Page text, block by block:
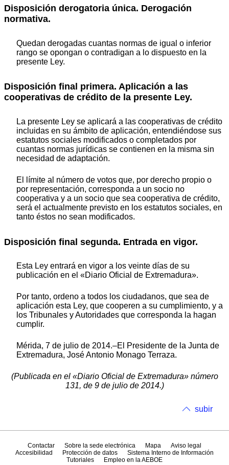
Disposición derogatoria única. Derogación
normativa.
Quedan derogadas cuantas normas de igual o inferior
rango se opongan o contradigan a lo dispuesto en la
presente Ley.
Disposición final primera. Aplicación a las
cooperativas de crédito de la presente Ley.
La presente Ley se aplicará a las cooperativas de crédito
incluidas en su ámbito de aplicación, entendiéndose sus
estatutos sociales modificados o completados por
cuantas normas jurídicas se contienen en la misma sin
necesidad de adaptación.
El límite al número de votos que, por derecho propio o
por representación, corresponda a un socio no
cooperativa y a un socio que sea cooperativa de crédito,
será el actualmente previsto en los estatutos sociales, en
tanto éstos no sean modificados.
Disposición final segunda. Entrada en vigor.
Esta Ley entrará en vigor a los veinte días de su
publicación en el «Diario Oficial de Extremadura».
Por tanto, ordeno a todos los ciudadanos, que sea de
aplicación esta Ley, que cooperen a su cumplimiento, y a
los Tribunales y Autoridades que corresponda la hagan
cumplir.
Mérida, 7 de julio de 2014.–El Presidente de la Junta de
Extremadura, José Antonio Monago Terraza.
(Publicada en el «Diario Oficial de Extremadura» número
131, de 9 de julio de 2014.)
subir
Contactar Sobre la sede electrónica Mapa
Aviso legal
Accesibilidad
Protección de datos
Sistema Interno de Información
Tutoriales
Empleo en la AEBOE